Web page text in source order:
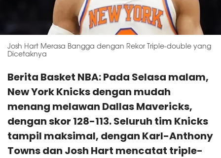
Josh Hart Merasa Bangga dengan Rekor Triple-double yang
Dicetaknya
Berita Basket NBA: Pada Selasa malam,
New York Knicks dengan mudah
menang melawan Dallas Mavericks,
dengan skor 128-113. Seluruh tim Knicks
tampil maksimal, dengan Karl-Anthony
Towns dan Josh Hart mencatat triple-